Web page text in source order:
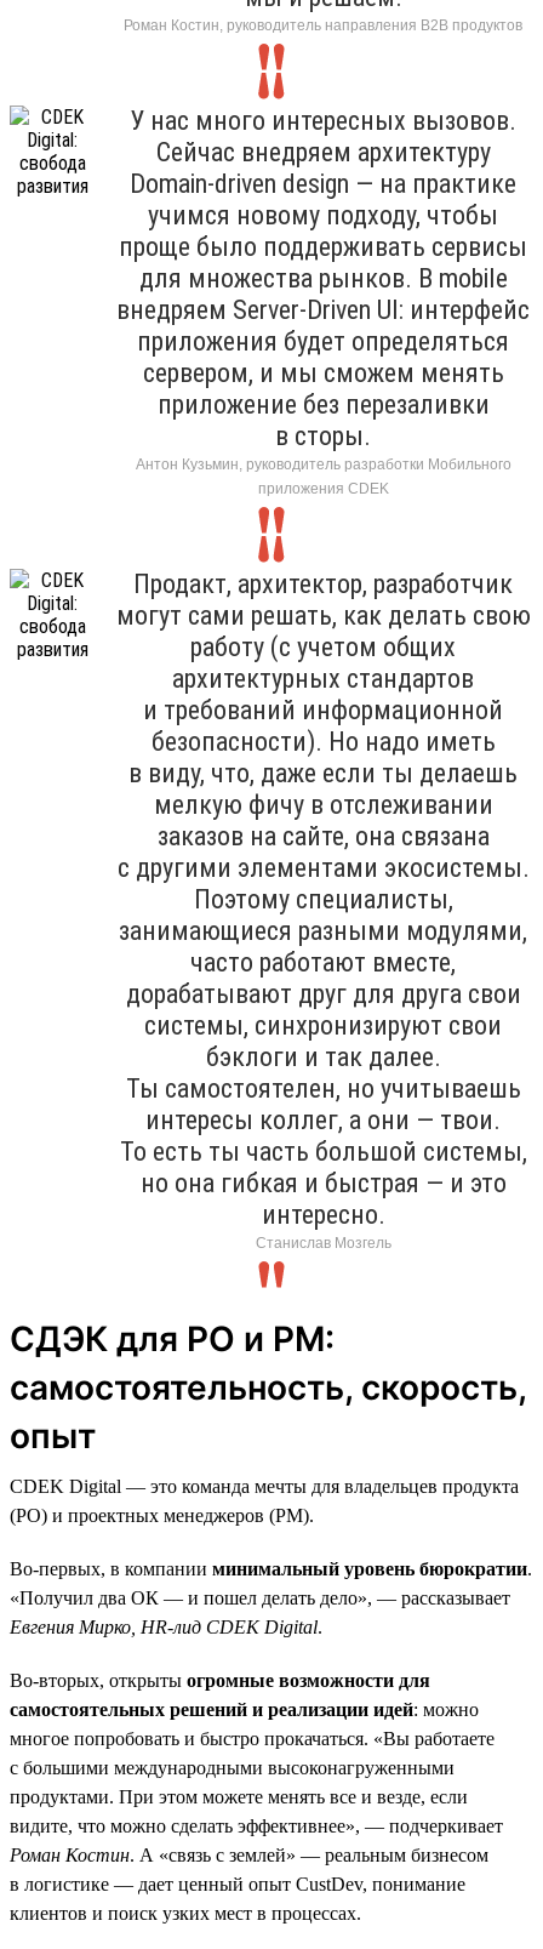
Роман Костин, руководитель направления B2B продуктов
У нас много интересных вызовов.
Сейчас внедряем архитектуру
Domain-driven design — на практике
учимся новому подходу, чтобы
проще было поддерживать сервисы
для множества рынков. В mobile
внедряем Server-Driven UI: интерфейс
приложения будет определяться
сервером, и мы сможем менять
приложение без перезаливки
в сторы.
Антон Кузьмин, руководитель разработки Мобильного
приложения CDEK
Продакт, архитектор, разработчик
могут сами решать, как делать свою
работу (с учетом общих
архитектурных стандартов
и требований информационной
безопасности). Но надо иметь
в виду, что, даже если ты делаешь
мелкую фичу в отслеживании
заказов на сайте, она связана
с другими элементами экосистемы.
Поэтому специалисты,
занимающиеся разными модулями,
часто работают вместе,
дорабатывают друг для друга свои
системы, синхронизируют свои
бэклоги и так далее.
Ты самостоятелен, но учитываешь
интересы коллег, а они — твои.
То есть ты часть большой системы,
но она гибкая и быстрая — и это
интересно.
Станислав Мозгель
СДЭК для PO и PM:
самостоятельность, скорость,
опыт
CDEK Digital — это команда мечты для владельцев продукта
(PO) и проектных менеджеров (PM).
Во-первых, в компании минимальный уровень бюрократии.
«Получил два ОК — и пошел делать дело», — рассказывает
Евгения Мирко, HR-лид CDEK Digital.
Во-вторых, открыты огромные возможности для
самостоятельных решений и реализации идей: можно
многое попробовать и быстро прокачаться. «Вы работаете
с большими международными высоконагруженными
продуктами. При этом можете менять все и везде, если
видите, что можно сделать эффективнее», — подчеркивает
Роман Костин. А «связь с землей» — реальным бизнесом
в логистике — дает ценный опыт CustDev, понимание
клиентов и поиск узких мест в процессах.